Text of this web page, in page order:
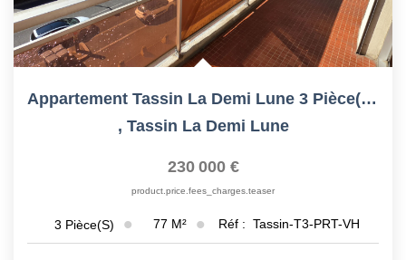
Appartement Tassin La Demi Lune 3 Pièce(s) 76 M2
, Tassin La Demi Lune
230 000 €
product.price.fees_charges.teaser
3 Pièce(s) 77 M² Réf : Tassin-T3-PRT-VH